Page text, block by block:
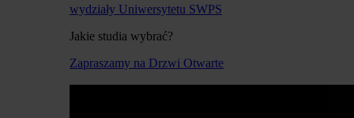
wydziały Uniwersytetu SWPS
Jakie studia wybrać?
Zapraszamy na Drzwi Otwarte